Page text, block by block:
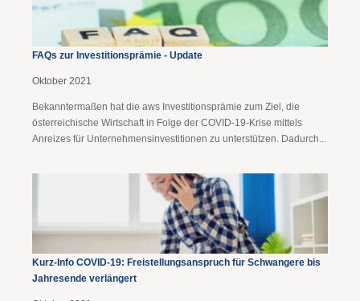
FAQs zur Investitionsprämie - Update
Oktober 2021
Bekanntermaßen hat die aws Investitionsprämie zum Ziel, die
österreichische Wirtschaft in Folge der COVID-19-Krise mittels
Anreizes für Unternehmensinvestitionen zu unterstützen. Dadurch...
Kurz-Info COVID-19: Freistellungsanspruch für Schwangere bis
Jahresende verlängert